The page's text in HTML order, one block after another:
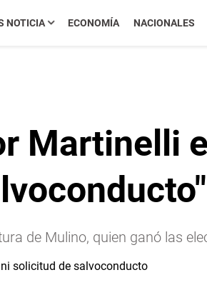
NOTICIA ECONOMÍA NACIONALES
Martinelli
de Mulino, quien ganó las